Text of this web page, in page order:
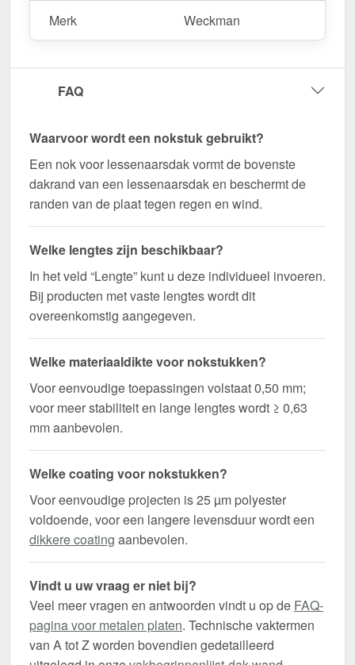
Bestel nu Nok lessenaarsdak | 20 x 25 cm | 85°
bestellen – Op maat gemaakt voor uw project &
nu en profiteer van een snelle levering!
Wegens maatwerk / customisatie van herroepingsrecht uitgezonderd
Merk Weckman
FAQ
Waarvoor wordt een nokstuk gebruikt?
Een nok voor lessenaarsdak vormt de bovenste
dakrand van een lessenaarsdak en beschermt de
randen van de plaat tegen regen en wind.
Welke lengtes zijn beschikbaar?
In het veld “Lengte” kunt u deze individueel invoeren.
Bij producten met vaste lengtes wordt dit
overeenkomstig aangegeven.
Welke materiaaldikte voor nokstukken?
Voor eenvoudige toepassingen volstaat 0,50 mm;
voor meer stabiliteit en lange lengtes wordt ≥ 0,63
mm aanbevolen.
Welke coating voor nokstukken?
Voor eenvoudige projecten is 25 µm polyester
voldoende, voor een langere levensduur wordt een
dikkere coating aanbevolen.
Vindt u uw vraag er niet bij?
Veel meer vragen en antwoorden vindt u op de FAQ-
pagina voor metalen platen. Technische vaktermen
van A tot Z worden bovendien gedetailleerd